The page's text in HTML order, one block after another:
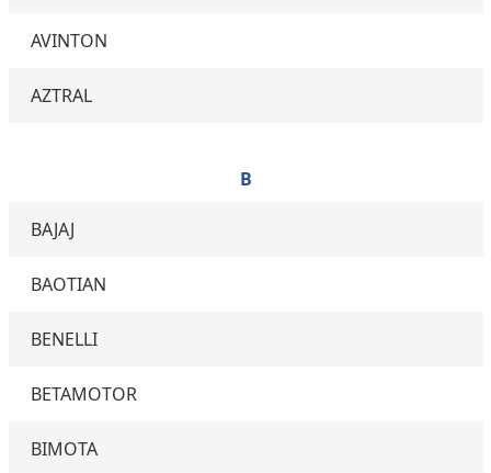
AVINTON
AZTRAL
B
BAJAJ
BAOTIAN
BENELLI
BETAMOTOR
BIMOTA